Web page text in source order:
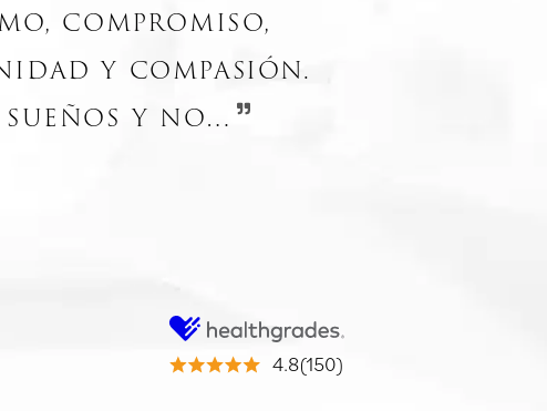
compromiso,
y compasión.
y no…
4.8(150)